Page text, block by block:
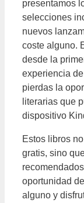
presentamos
selecciones
nuevos
coste alguno.
desde la
experiencia
pierdas la
literarias que
dispositivo
Estos libros
gratis, sino
oportunidad
alguno y